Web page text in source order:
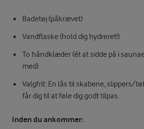
Badetøj (påkrævet)
Vandflaske (hold dig hydreret!)
To håndklæder (ét at sidde på i
med)
Valgfrit: En lås til skabene, slippers/
får dig til at føle dig godt tilpas.
Inden du ankommer: